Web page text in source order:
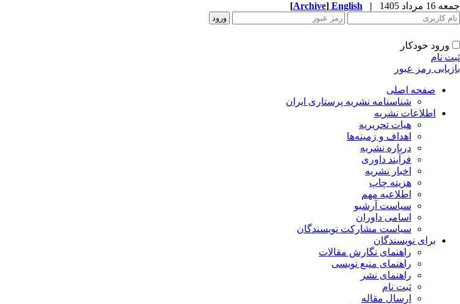
جمعه 16 مرداد 1405 |
English
[Archive]
ورود خودکار
ثبت نام
بازیابی رمز عبور
صفحه اصلی
شناسنامه نشریه پرستاری ایران
اطلاعات نشریه
هیات تحریریه
اهداف و زمینه‌ها
درباره نشریه
فرآیند داوری
اخبار نشریه
هزینه چاپ
اطلاعیه مهم
سیاست آرشیو
اسامی داوران
سیاست مشارکت نویسندگان
برای نویسندگان
راهنمای نگارش مقالات
راهنمای منبع نویسی
راهنمای نشر
ثبت نام
ارسال مقاله